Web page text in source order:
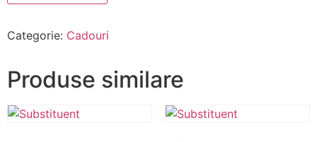
Categorie: Cadouri
Produse similare